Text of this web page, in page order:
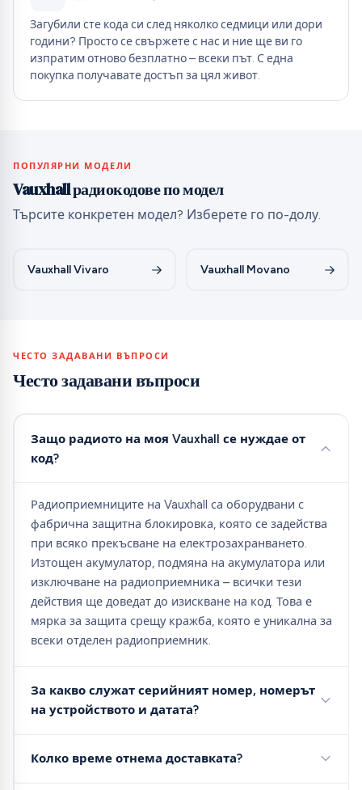
Загубили сте кода си след няколко седмици или дори
години? Просто се свържете с нас и ние ще ви го
изпратим отново безплатно – всеки път. С една
покупка получавате достъп за цял живот.
ПОПУЛЯРНИ МОДЕЛИ
Vauxhall радиокодове по модел
Търсите конкретен модел? Изберете го по-долу.
Vauxhall Vivaro Vauxhall Movano
ЧЕСТО ЗАДАВАНИ ВЪПРОСИ
Често задавани въпроси
Защо радиото на моя Vauxhall се нуждае от
код?
Радиоприемниците на Vauxhall са оборудвани с
фабрична защитна блокировка, която се задейства
при всяко прекъсване на електрозахранването.
Изтощен акумулатор, подмяна на акумулатора или
изключване на радиоприемника – всички тези
действия ще доведат до изискване на код. Това е
мярка за защита срещу кражба, която е уникална за
всеки отделен радиоприемник.
За какво служат серийният номер, номерът
на устройството и датата?
Колко време отнема доставката?